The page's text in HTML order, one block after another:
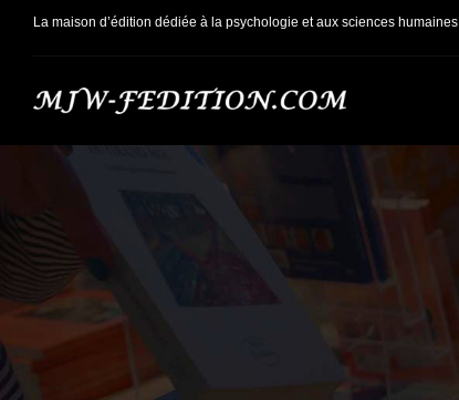
PasserLa maison d’édition dédiée à la psychologie et aux sciences humaines